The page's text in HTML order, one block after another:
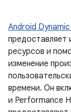
Android
предоставляет
ресурсов и
изменение
времени. Он
и Performance